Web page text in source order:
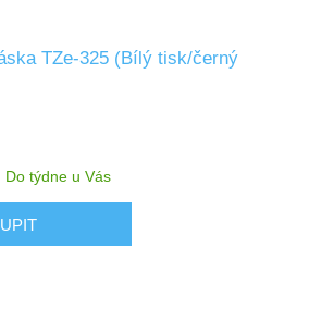
TZe-325 (Bílý tisk/černý
Do týdne u Vás